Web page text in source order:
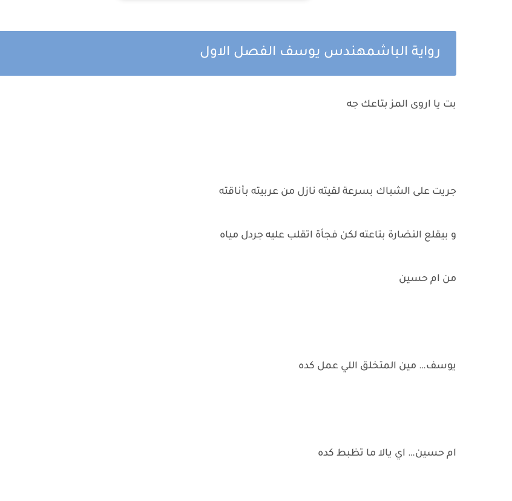
رواية الباشمهندس يوسف الفصل الاول
بت يا اروى المز بتاعك جه
جريت على الشباك بسرعة لقيته نازل من عربيته بأناقته
و بيقلع النضارة بتاعته لكن فجأة اتقلب عليه جردل مياه
من ام حسين
يوسف… مين المتخلق اللي عمل كده
ام حسين… اي يالا ما تظبط كده